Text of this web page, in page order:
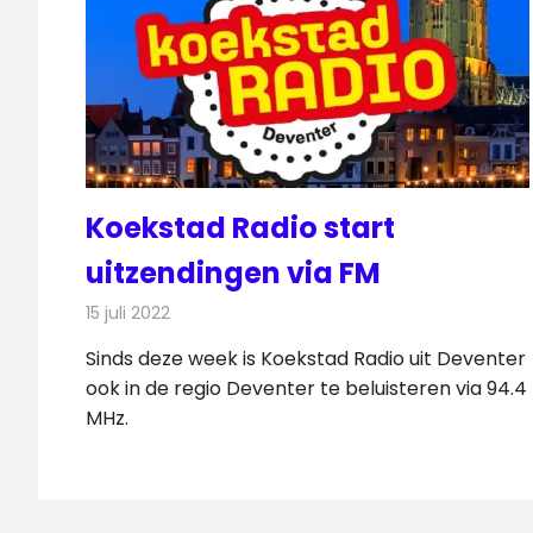
Koekstad Radio start
uitzendingen via FM
15 juli 2022
Sinds deze week is Koekstad Radio uit Deventer
ook in de regio Deventer te beluisteren via 94.4
MHz.